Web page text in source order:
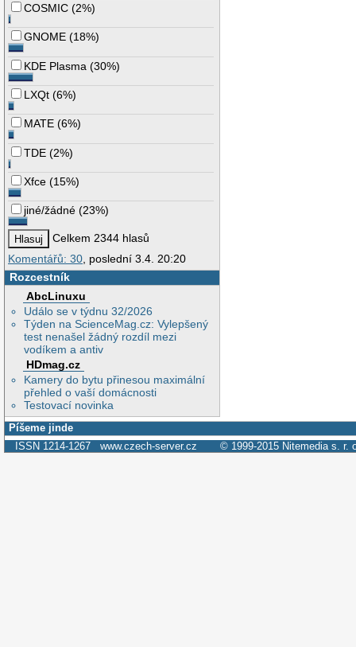
COSMIC (2%)
GNOME (18%)
KDE Plasma (30%)
LXQt (6%)
MATE (6%)
TDE (2%)
Xfce (15%)
jiné/žádné (23%)
Celkem 2344 hlasů
Komentářů: 30 , poslední 3.4. 20:20
Rozcestník
AbcLinuxu
Událo se v týdnu 32/2026
Týden na ScienceMag.cz: Vylepšený
test nenašel žádný rozdíl mezi
vodíkem a antiv
HDmag.cz
Kamery do bytu přinesou maximální
přehled o vaší domácnosti
Testovací novinka
Píšeme jinde
ISSN 1214-1267 www.czech-server.cz © 1999-2015 Nitemedia s. r.